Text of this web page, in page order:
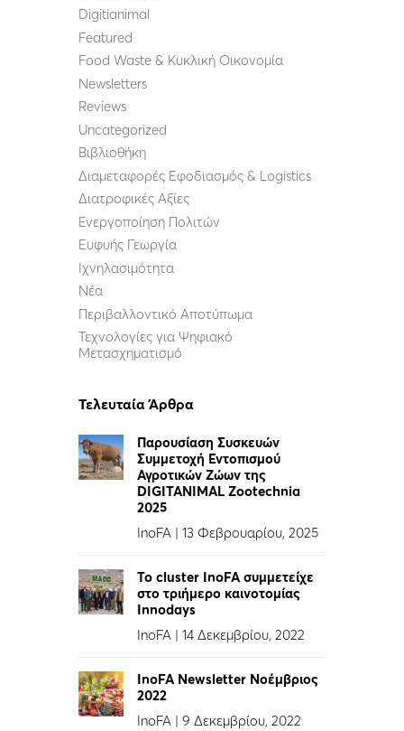
Digitianimal
Featured
Food Waste & Κυκλική Οικονομία
Newsletters
Reviews
Uncategorized
Βιβλιοθήκη
Διαμεταφορές Εφοδιασμός & Logistics
Διατροφικές Αξίες
Ενεργοποίηση Πολιτών
Ευφυής Γεωργία
Ιχνηλασιμότητα
Νέα
Περιβαλλοντικό Αποτύπωμα
Τεχνολογίες για Ψηφιακό
Μετασχηματισμό
Τελευταία Άρθρα
Παρουσίαση Συσκευών
Συμμετοχή Εντοπισμού
Αγροτικών Ζώων της
DIGITANIMAL Zootechnia
2025
InoFA |13 Φεβρουαρίου, 2025
To cluster InoFA συμμετείχε
στο τριήμερο καινοτομίας
Innodays
InoFA |14 Δεκεμβρίου, 2022
InoFA Newsletter Νοέμβριος
2022
InoFA |9 Δεκεμβρίου, 2022